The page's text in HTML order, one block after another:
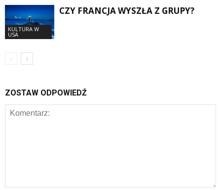
KULTURA W
USA
CZY FRANCJA WYSZŁA Z GRUPY?
ZOSTAW ODPOWIEDŹ